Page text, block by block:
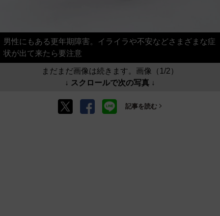
男性にもある更年期障害。イライラや不安などさまざまな症
状が出て来たら要注意
まだまだ画像は続きます。画像（1/2）
↓ スクロールで次の写真 ↓
記事を読む